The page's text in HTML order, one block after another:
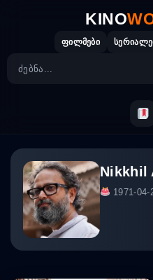
KINO
ფილმები
Nikkhil
1971-04-